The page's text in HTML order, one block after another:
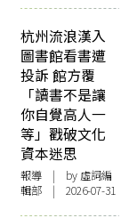
杭州流浪漢入
圖書館看書遭
投訴 館方覆
「讀書不是讓
你自覺高人一
等」戳破文化
資本迷思
報導 | by 虛詞編
輯部 | 2026-07-31